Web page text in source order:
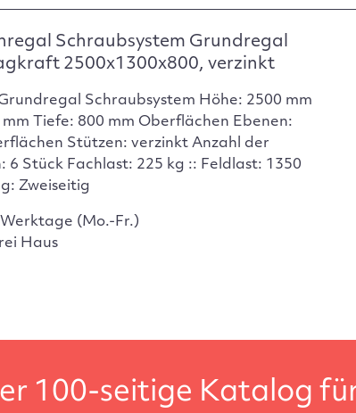
Schraubsystem Grundregal
2500x1300x800, verzinkt
Schraubsystem Höhe: 2500 mm
mm Tiefe: 800 mm Oberflächen Ebenen:
Stützen: verzinkt Anzahl der
6 Stück Fachlast: 225 kg :: Feldlast: 1350
Zweiseitig
(Mo.-Fr.)
Haus
100-seitige Katalog